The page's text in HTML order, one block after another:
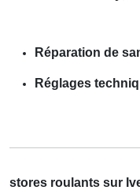
Réparation de
Réglages
stores roulants sur